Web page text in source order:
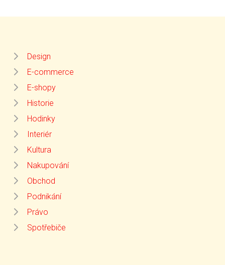
Design
E-commerce
E-shopy
Historie
Hodinky
Interiér
Kultura
Nakupování
Obchod
Podnikání
Právo
Spotřebiče